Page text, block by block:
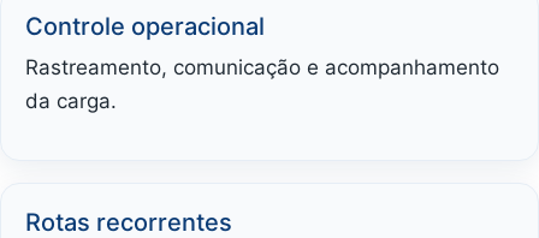
Controle operacional
Rastreamento, comunicação e acompanhamento
da carga.
Rotas recorrentes